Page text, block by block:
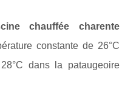
chauffée charente
constante de 26°C
dans la pataugeoire